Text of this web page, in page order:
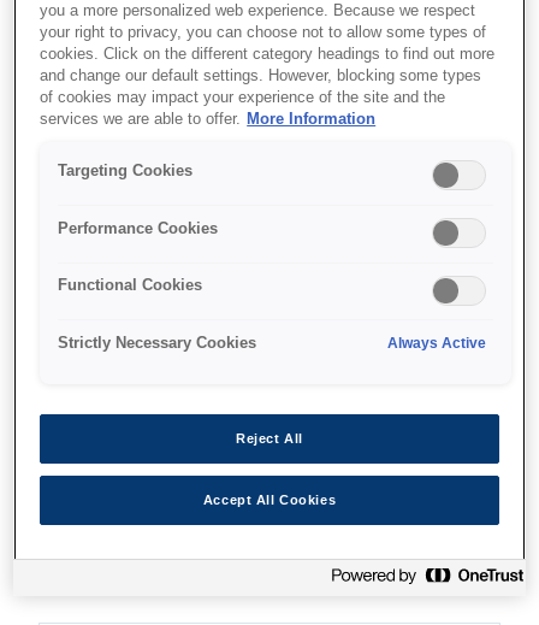
תאימות Energy Star
מאפיינים
מהירויות הדפסה גבוהות
you a more personalized web experience. Because we respect
your right to privacy, you can choose not to allow some types of
cookies. Click on the different category headings to find out more
and change our default settings. However, blocking some types
of cookies may impact your experience of the site and the
services we are able to offer. More Information
Targeting Cookies
Performance Cookies
Functional Cookies
Strictly Necessary Cookies Always Active
Reject All
Accept All Cookies